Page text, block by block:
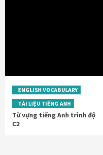
ENGLISH VOCABULARY
TÀI LIỆU TIẾNG ANH
Từ vựng tiếng Anh trình độ
C2